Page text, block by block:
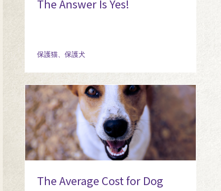
The Answer Is Yes!
保護猫、保護犬
The Average Cost for Dog